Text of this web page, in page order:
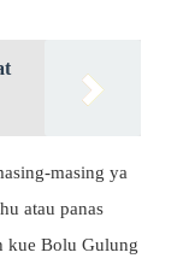
masing ya
atau panas
kue Bolu Gulung